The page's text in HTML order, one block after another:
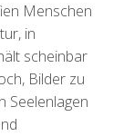
Menschen
in
scheinbar
Bilder zu
Seelenlagen